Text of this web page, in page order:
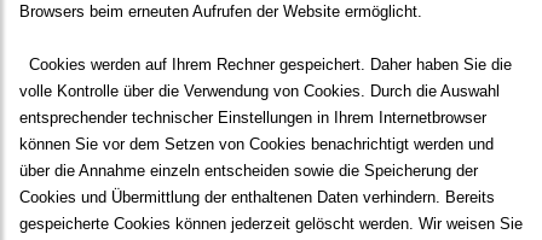
Browsers beim erneuten Aufrufen der Website ermöglicht.
Cookies werden auf Ihrem Rechner gespeichert. Daher haben Sie die
volle Kontrolle über die Verwendung von Cookies. Durch die Auswahl
entsprechender technischer Einstellungen in Ihrem Internetbrowser
können Sie vor dem Setzen von Cookies benachrichtigt werden und
über die Annahme einzeln entscheiden sowie die Speicherung der
Cookies und Übermittlung der enthaltenen Daten verhindern. Bereits
gespeicherte Cookies können jederzeit gelöscht werden. Wir weisen Sie